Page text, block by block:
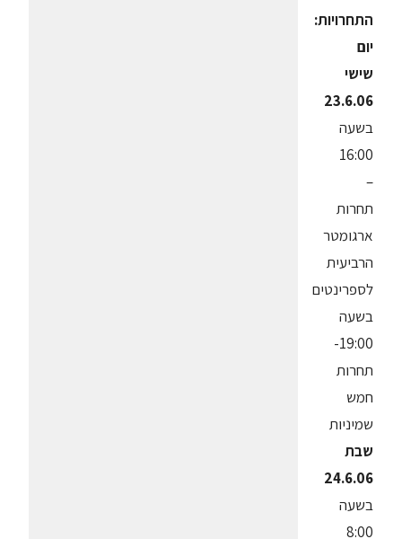
התחרויות:
יום
שישי
23.6.06
בשעה
16:00
–
תחרות
ארגומטר
הרביעית
לספרינטים
בשעה
19:00-
תחרות
חמש
שמיניות
שבת
24.6.06
בשעה
8:00